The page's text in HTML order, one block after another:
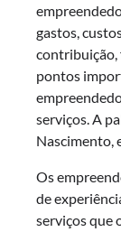
gastos,
contribuição,
pontos
serviços. A
Nascimento,
Os
de
serviços que